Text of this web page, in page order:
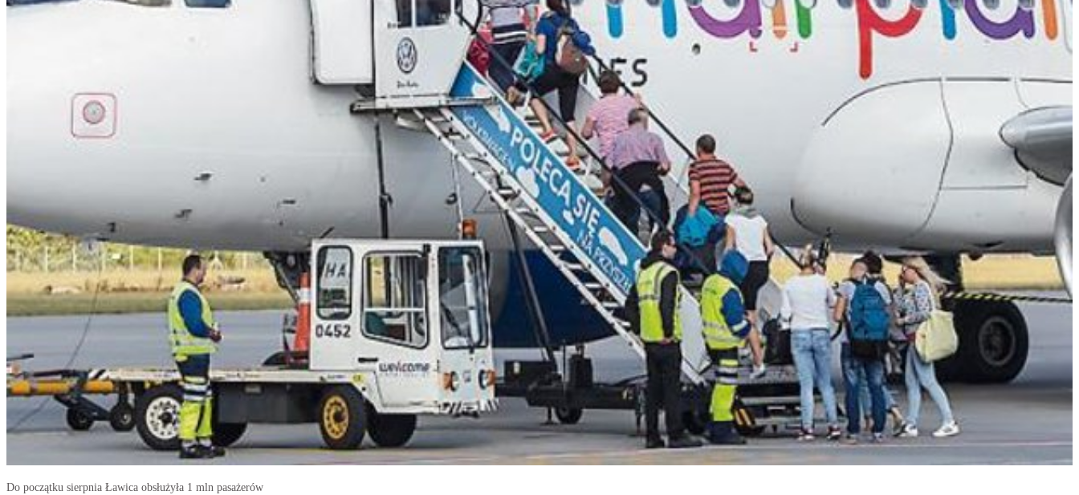
Do początku sierpnia Ławica obsłużyła 1 mln pasażerów